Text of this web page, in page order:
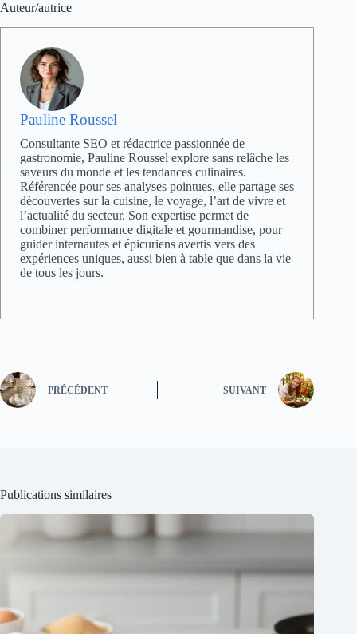
Auteur/autrice
Pauline Roussel
Consultante SEO et rédactrice passionnée de
gastronomie, Pauline Roussel explore sans relâche les
saveurs du monde et les tendances culinaires.
Référencée pour ses analyses pointues, elle partage ses
découvertes sur la cuisine, le voyage, l’art de vivre et
l’actualité du secteur. Son expertise permet de
combiner performance digitale et gourmandise, pour
guider internautes et épicuriens avertis vers des
expériences uniques, aussi bien à table que dans la vie
de tous les jours.
PRÉCÉDENT SUIVANT
Publications similaires